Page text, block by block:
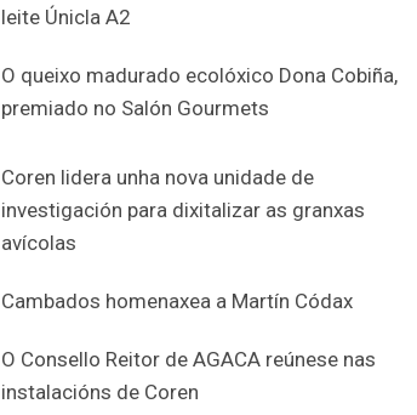
leite Únicla A2
O queixo madurado ecolóxico Dona Cobiña,
premiado no Salón Gourmets
Coren lidera unha nova unidade de
investigación para dixitalizar as granxas
avícolas
Cambados homenaxea a Martín Códax
O Consello Reitor de AGACA reúnese nas
instalacións de Coren